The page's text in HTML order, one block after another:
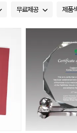
무료제공 제품